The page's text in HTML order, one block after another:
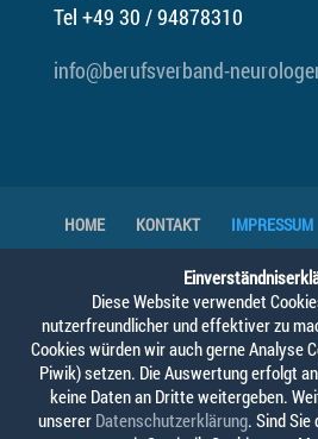
Tel +49 30 / 94878310
info@berufsverband-
HOME KONTAKT IMPRESSUM
© 2025 Berufsverband
Berufsverband
Berufsverband
Diese Website verwendet
nutzerfreundlicher und effektiver zu
Cookies würden wir auch gerne Analyse
Piwik) setzen. Die Auswertung erfolgt
keine Daten an Dritte weitergeben.
unserer Datenschutzerklärung. Sind Sie